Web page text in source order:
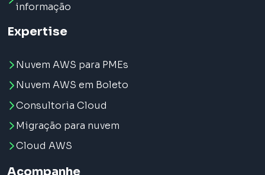
informação
Expertise
Nuvem AWS para PMEs
Nuvem AWS em Boleto
Consultoria Cloud
Migração para nuvem
Cloud AWS
Acompanhe